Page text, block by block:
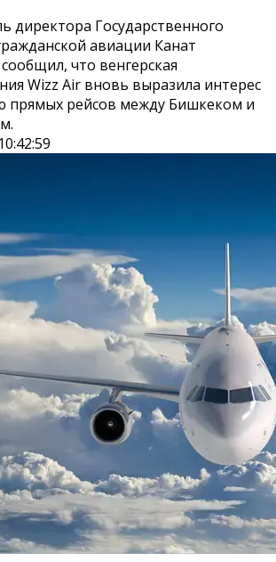
директора Государственного
авиации Канат
что венгерская
Wizz Air вновь выразила интерес
прямых рейсов между Бишкеком и